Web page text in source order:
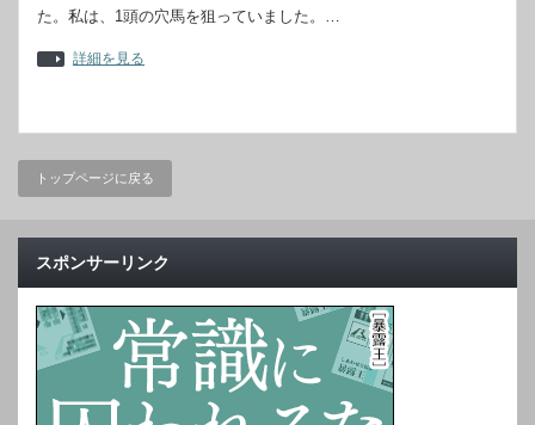
た。私は、1頭の穴馬を狙っていました。…
詳細を見る
トップページに戻る
スポンサーリンク